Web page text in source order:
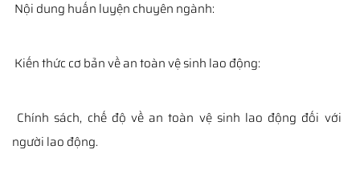
Nội dung huấn luyện chuyên ngành:
Kiến thức cơ bản về an toàn vệ sinh lao động:
Chính sách, chế độ về an toàn vệ sinh lao động đối với
người lao động.